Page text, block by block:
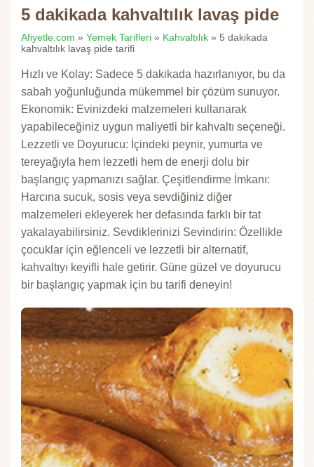
5 dakikada kahvaltılık lavaş pide
Afiyetle.com » Yemek Tarifleri » Kahvaltılık » 5 dakikada
kahvaltılık lavaş pide tarifi
Hızlı ve Kolay: Sadece 5 dakikada hazırlanıyor, bu da
sabah yoğunluğunda mükemmel bir çözüm sunuyor.
Ekonomik: Evinizdeki malzemeleri kullanarak
yapabileceğiniz uygun maliyetli bir kahvaltı seçeneği.
Lezzetli ve Doyurucu: İçindeki peynir, yumurta ve
tereyağıyla hem lezzetli hem de enerji dolu bir
başlangıç yapmanızı sağlar. Çeşitlendirme İmkanı:
Harcına sucuk, sosis veya sevdiğiniz diğer
malzemeleri ekleyerek her defasında farklı bir tat
yakalayabilirsiniz. Sevdiklerinizi Sevindirin: Özellikle
çocuklar için eğlenceli ve lezzetli bir alternatif,
kahvaltıyı keyifli hale getirir. Güne güzel ve doyurucu
bir başlangıç yapmak için bu tarifi deneyin!